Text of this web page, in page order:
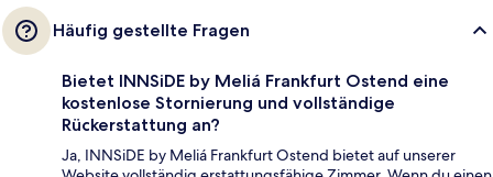
Häufig gestellte Fragen
Bietet INNSiDE by Meliá Frankfurt Ostend eine
kostenlose Stornierung und vollständige
Rückerstattung an?
Ja, INNSiDE by Meliá Frankfurt Ostend bietet auf unserer